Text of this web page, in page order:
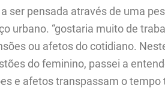
ser pensada através de uma
urbano. “gostaria muito de
ou afetos do cotidiano.
do feminino, passei a
e afetos transpassam o tempo